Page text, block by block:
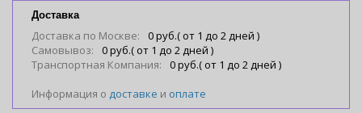
Доставка
Доставка по Москве:
0 руб.( от 1 до 2 дней )
Самовывоз:
0 руб.( от 1 до 2 дней )
Транспортная Компания:
0 руб.( от 1 до 2 дней )
Информация о доставке и оплате